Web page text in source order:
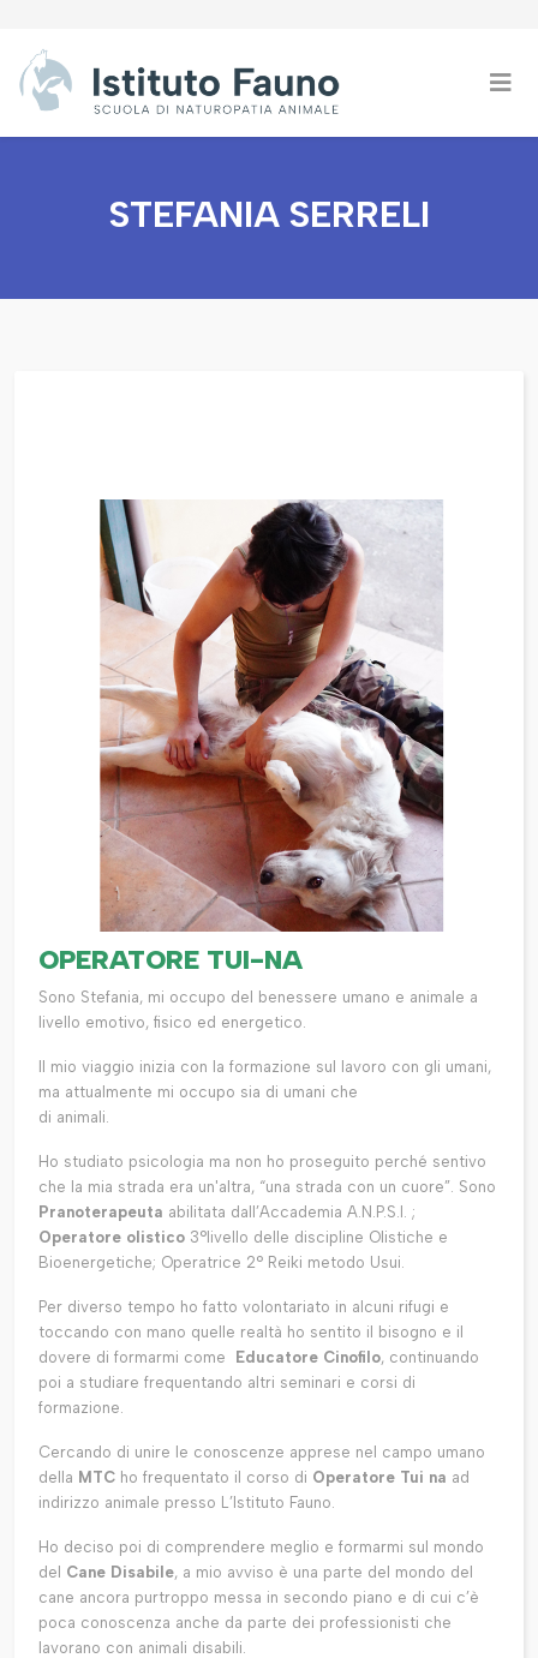
STEFANIA SERRELI
OPERATORE TUI-NA
Sono Stefania, mi occupo del benessere umano e animale a
livello emotivo, fisico ed energetico.
Il mio viaggio inizia con la formazione sul lavoro con gli umani,
ma attualmente mi occupo sia di umani che
di animali.
Ho studiato psicologia ma non ho proseguito perché sentivo
che la mia strada era un'altra, “una strada con un cuore”. Sono
Pranoterapeuta abilitata dall’Accademia A.N.P.S.I. ;
Operatore olistico 3°livello delle discipline Olistiche e
Bioenergetiche; Operatrice 2° Reiki metodo Usui.
Per diverso tempo ho fatto volontariato in alcuni rifugi e
toccando con mano quelle realtà ho sentito il bisogno e il
dovere di formarmi come
Educatore Cinofilo, continuando
poi a studiare frequentando altri seminari e corsi di
formazione.
Cercando di unire le conoscenze apprese nel campo umano
della MTC ho frequentato il corso di Operatore Tui na ad
indirizzo animale presso L’Istituto Fauno.
Ho deciso poi di comprendere meglio e formarmi sul mondo
del Cane Disabile, a mio avviso è una parte del mondo del
cane ancora purtroppo messa in secondo piano e di cui c’è
poca conoscenza anche da parte dei professionisti che
lavorano con animali disabili.